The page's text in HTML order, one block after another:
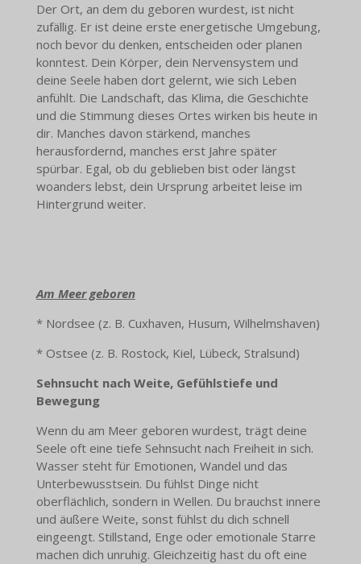
Der Ort, an dem du geboren wurdest, ist nicht
zufällig. Er ist deine erste energetische Umgebung,
noch bevor du denken, entscheiden oder planen
konntest. Dein Körper, dein Nervensystem und
deine Seele haben dort gelernt, wie sich Leben
anfühlt. Die Landschaft, das Klima, die Geschichte
und die Stimmung dieses Ortes wirken bis heute in
dir. Manches davon stärkend, manches
herausfordernd, manches erst Jahre später
spürbar. Egal, ob du geblieben bist oder längst
woanders lebst, dein Ursprung arbeitet leise im
Hintergrund weiter.
Am Meer geboren
* Nordsee (z. B. Cuxhaven, Husum, Wilhelmshaven)
* Ostsee (z. B. Rostock, Kiel, Lübeck, Stralsund)
Sehnsucht nach Weite, Gefühlstiefe und
Bewegung
Wenn du am Meer geboren wurdest, trägt deine
Seele oft eine tiefe Sehnsucht nach Freiheit in sich.
Wasser steht für Emotionen, Wandel und das
Unterbewusstsein. Du fühlst Dinge nicht
oberflächlich, sondern in Wellen. Du brauchst innere
und äußere Weite, sonst fühlst du dich schnell
eingeengt. Stillstand, Enge oder emotionale Starre
machen dich unruhig. Gleichzeitig hast du oft eine